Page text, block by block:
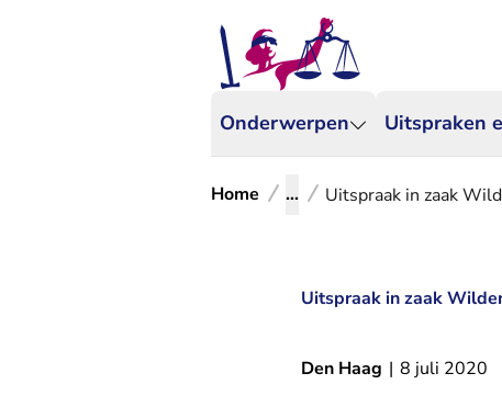
Onderwerpen Uitspraken
Home ... Uitspraak in zaak
Uitspraak in zaak
Den Haag | 8 juli 2020